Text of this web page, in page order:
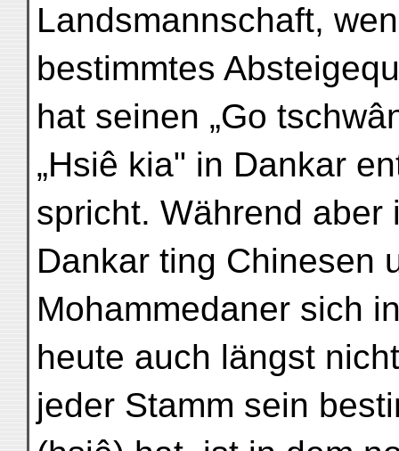
Landsmannschaft,
bestimmtes
hat seinen „Go
„Hsiê kia" in Dankar
spricht. Während
Dankar ting Chinesen
Mohammedaner sich
heute auch längst
jeder Stamm sein